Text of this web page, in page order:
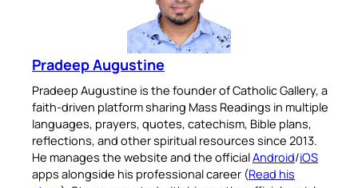
Pradeep Augustine
Pradeep Augustine is the founder of Catholic Gallery, a
faith-driven platform sharing Mass Readings in multiple
languages, prayers, quotes, catechism, Bible plans,
reflections, and other spiritual resources since 2013.
He manages the website and the officialAndroid/iOS
apps alongside his professional career (Read his